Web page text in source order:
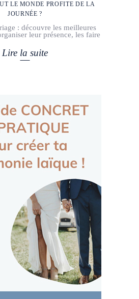
LE MONDE PROFITE DE LA
JOURNÉE ?
: découvre les meilleures
leur présence, les faire
Lire la suite